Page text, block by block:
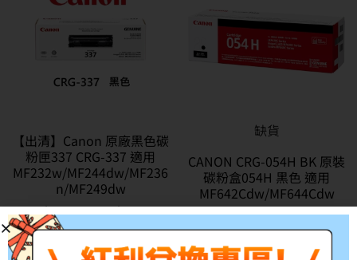
【出清】Canon 原廠黑色碳
粉匣337 CRG-337 適用
MF232w/MF244dw/MF236
n/MF249dw
NT$2,900–NT$3,250
缺貨
CANON CRG-054H BK 原裝
碳粉盒054H 黑色 適用
MF642Cdw/MF644Cdw
NT$6,000NT$4,000
特價 特價